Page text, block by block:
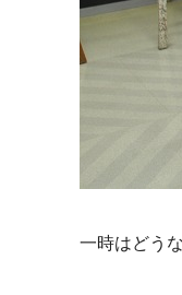
一時はどう